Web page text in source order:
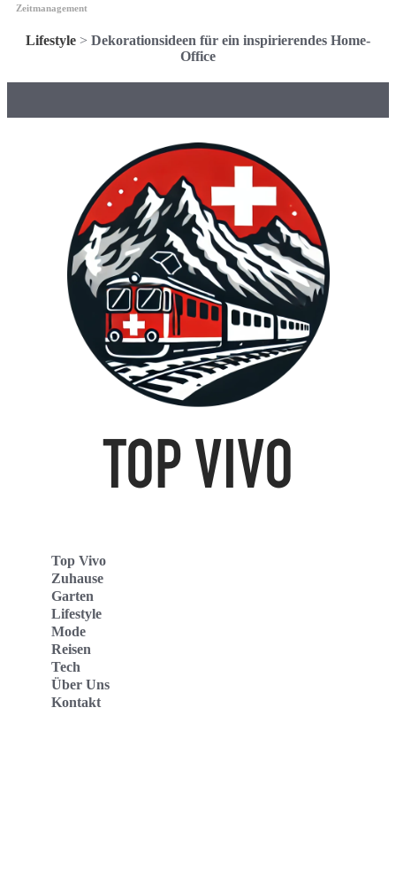
Zeitmanagement
Lifestyle > Dekorationsideen für ein inspirierendes Home-
Office
Top Vivo
Zuhause
Garten
Lifestyle
Mode
Reisen
Tech
Über Uns
Kontakt